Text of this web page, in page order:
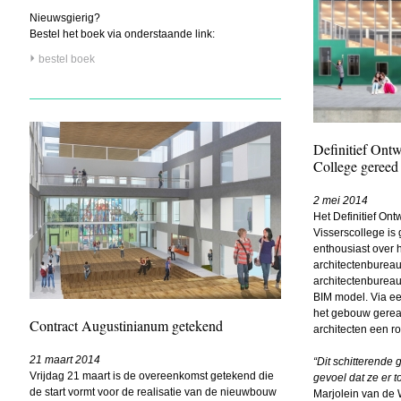
Nieuwsgierig?
Bestel het boek via onderstaande link:
bestel boek
Contract Augustinianum getekend
21 maart 2014
Vrijdag 21 maart is de overeenkomst getekend die
de start vormt voor de realisatie van de nieuwbouw
Definitief
College gereed
2 mei 2014
Het Definitief
Visserscollege is
enthousiast over
architectenbureau
BIM model. Via
het gebouw
architecten een
“Dit schitterende
gevoel dat ze er
Marjolein van de